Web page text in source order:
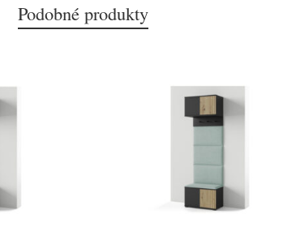
Podobné produkty